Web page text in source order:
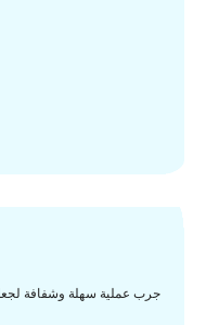
جرب عملية سهلة وشفافة